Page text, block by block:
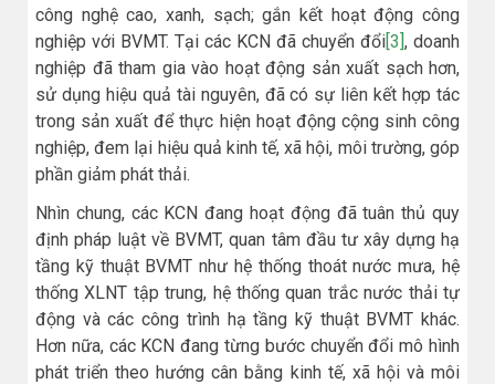
công nghệ cao, xanh, sạch; gắn kết hoạt động công
nghiệp với BVMT. Tại các KCN đã chuyển đổi[3], doanh
nghiệp đã tham gia vào hoạt động sản xuất sạch hơn,
sử dụng hiệu quả tài nguyên, đã có sự liên kết hợp tác
trong sản xuất để thực hiện hoạt động cộng sinh công
nghiệp, đem lại hiệu quả kinh tế, xã hội, môi trường, góp
phần giảm phát thải.
Nhìn chung, các KCN đang hoạt động đã tuân thủ quy
định pháp luật về BVMT, quan tâm đầu tư xây dựng hạ
tầng kỹ thuật BVMT như hệ thống thoát nước mưa, hệ
thống XLNT tập trung, hệ thống quan trắc nước thải tự
động và các công trình hạ tầng kỹ thuật BVMT khác.
Hơn nữa, các KCN đang từng bước chuyển đổi mô hình
phát triển theo hướng cân bằng kinh tế, xã hội và môi